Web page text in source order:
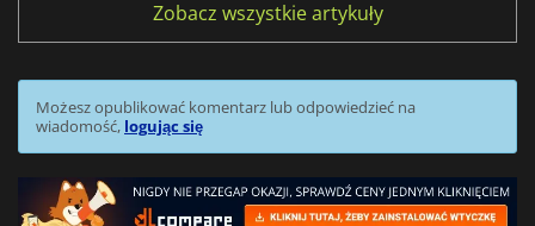
Zobacz wszystkie artykuły
Możesz opublikować komentarz lub odpowiedzieć na
wiadomość, logując się